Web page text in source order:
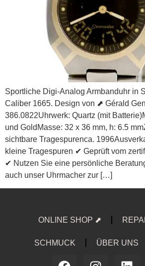
Sportliche Digi-Analog Armbanduhr in
Caliber 1665. Design von ⬈ Gérald
386.0822Uhrwerk: Quartz (mit
und GoldMasse: 32 x 36 mm, h: 6.5
sichtbare Tragespurenca.
kleine Tragespuren ✔ Geprüft vom
✔ Nutzen Sie eine persönliche
auch unser Uhrmacher zur […]
ONLINE SHOP ⬈
SCHMUCK ÜBER UNS